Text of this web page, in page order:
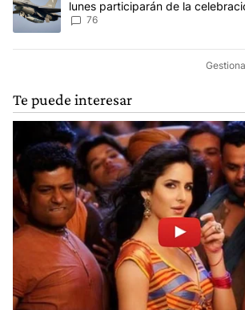
lunes participarán de la
Aérea
76